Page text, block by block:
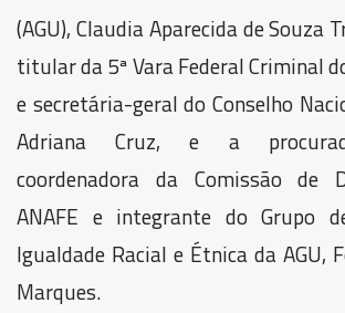
(AGU), Claudia Aparecida de Souza
titular da 5ª Vara Federal Criminal
e secretária-geral do Conselho
Adriana Cruz, e a
coordenadora da Comissão de
ANAFE e integrante do Grupo
Igualdade Racial e Étnica da AGU,
Marques.